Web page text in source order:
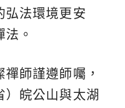
弘法環境更安
。
師謹遵師囑，
）皖公山與太湖